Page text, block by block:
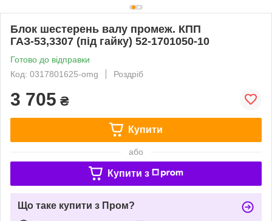
Блок шестерень валу промеж. КПП
ГАЗ-53,3307 (під гайку) 52-1701050-10
Готово до відправки
Код: 0317801625-omg
Роздріб
3 705 ₴
Купити
або
Купити з
Що таке купити з Пром?